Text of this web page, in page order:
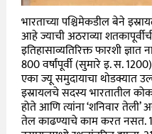
भारताच्या पश्चिमेकडील बेने
आहे ज्याची अठराव्या
इतिहासाव्यतिरिक्त फारशी ज्ञात
800 वर्षांपूर्वी (सुमारे इ. स.
एका ज्यू समुदायाचा थोडक्यात
इस्रायलचे सदस्य भारतातील
होते आणि त्यांना ‘शनिवार
तेल काढण्याचे काम करत नसत.